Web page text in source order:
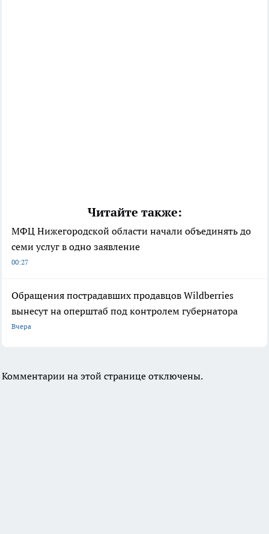
Читайте также:
МФЦ Нижегородской области начали объединять до
семи услуг в одно заявление
00:27
Обращения пострадавших продавцов Wildberries
вынесут на оперштаб под контролем губернатора
Вчера
Комментарии на этой странице отключены.